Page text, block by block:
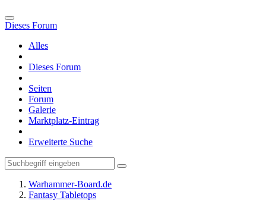
Dieses Forum
Alles
Dieses Forum
Seiten
Forum
Galerie
Marktplatz-Eintrag
Erweiterte Suche
Warhammer-Board.de
Fantasy Tabletops